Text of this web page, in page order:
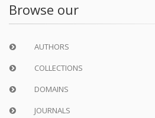
Browse our
AUTHORS
COLLECTIONS
DOMAINS
JOURNALS